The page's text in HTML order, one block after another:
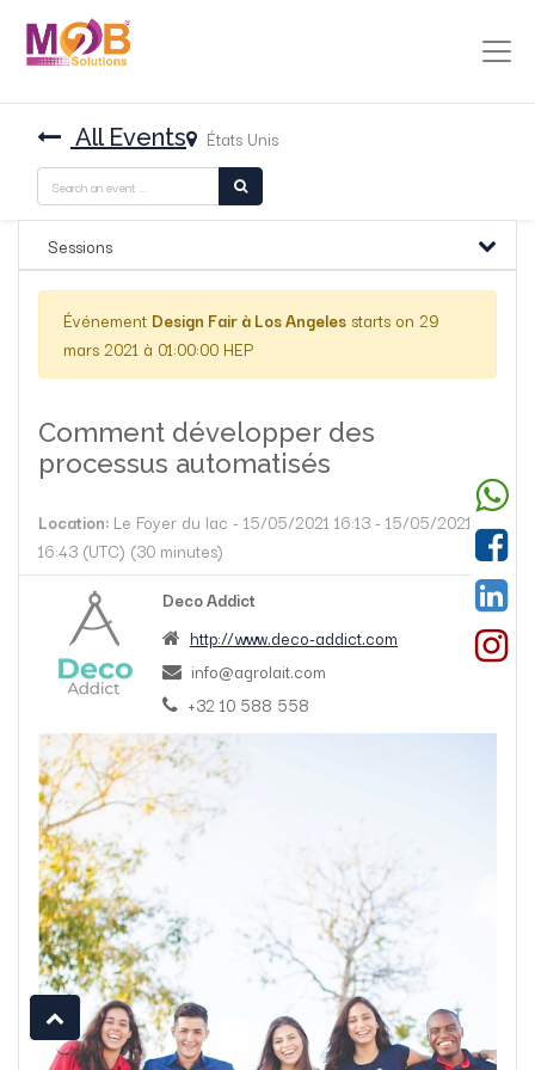
All Events États Unis
Sessions
Événement Design Fair à Los Angeles starts on 29
mars 2021 à 01:00:00 HEP
Comment développer des
processus automatisés
Location: Le Foyer du lac - 15/05/2021 16:13- 15/05/2021
16:43 (UTC) (30 minutes)
Deco Addict
http://www.deco-addict.com
info@agrolait.com
+32 10 588 558